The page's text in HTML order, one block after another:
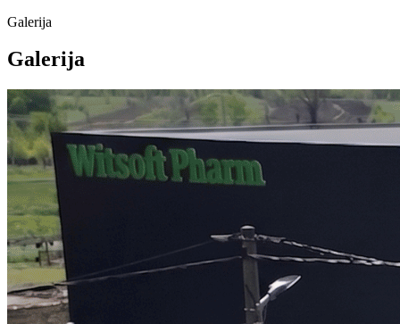
Galerija
Galerija